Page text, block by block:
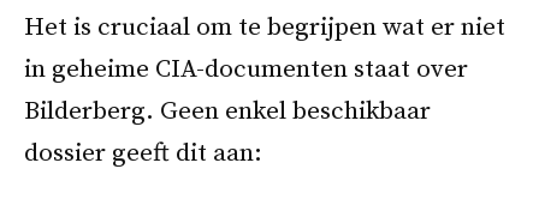
Het is cruciaal om te begrijpen wat er niet
in geheime CIA-documenten staat over
Bilderberg. Geen enkel beschikbaar
dossier geeft dit aan: